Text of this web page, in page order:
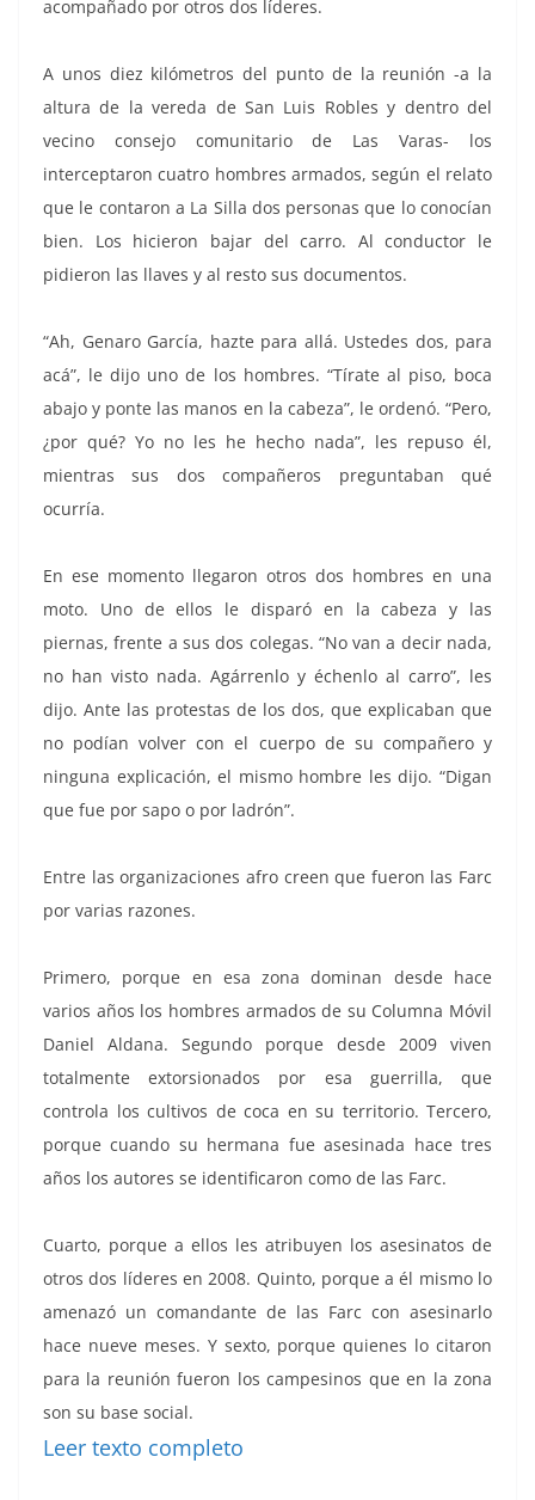
acompañado por otros dos líderes.
A unos diez kilómetros del punto de la reunión -a la
altura de la vereda de San Luis Robles y dentro del
vecino consejo comunitario de Las Varas- los
interceptaron cuatro hombres armados, según el relato
que le contaron a La Silla dos personas que lo conocían
bien. Los hicieron bajar del carro. Al conductor le
pidieron las llaves y al resto sus documentos.
“Ah, Genaro García, hazte para allá. Ustedes dos, para
acá”, le dijo uno de los hombres. “Tírate al piso, boca
abajo y ponte las manos en la cabeza”, le ordenó. “Pero,
¿por qué? Yo no les he hecho nada”, les repuso él,
mientras sus dos compañeros preguntaban qué
ocurría.
En ese momento llegaron otros dos hombres en una
moto. Uno de ellos le disparó en la cabeza y las
piernas, frente a sus dos colegas. “No van a decir nada,
no han visto nada. Agárrenlo y échenlo al carro”, les
dijo. Ante las protestas de los dos, que explicaban que
no podían volver con el cuerpo de su compañero y
ninguna explicación, el mismo hombre les dijo. “Digan
que fue por sapo o por ladrón”.
Entre las organizaciones afro creen que fueron las Farc
por varias razones.
Primero, porque en esa zona dominan desde hace
varios años los hombres armados de su Columna Móvil
Daniel Aldana. Segundo porque desde 2009 viven
totalmente extorsionados por esa guerrilla, que
controla los cultivos de coca en su territorio. Tercero,
porque cuando su hermana fue asesinada hace tres
años los autores se identificaron como de las Farc.
Cuarto, porque a ellos les atribuyen los asesinatos de
otros dos líderes en 2008. Quinto, porque a él mismo lo
amenazó un comandante de las Farc con asesinarlo
hace nueve meses. Y sexto, porque quienes lo citaron
para la reunión fueron los campesinos que en la zona
son su base social.
Leer texto completo